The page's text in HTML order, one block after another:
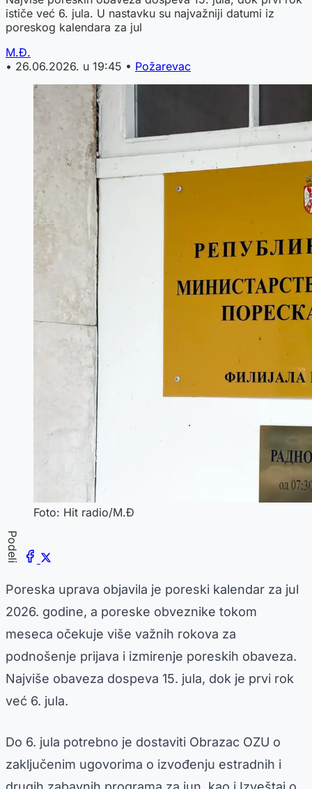
ističe već 6. jula. U nastavku su najvažniji datumi iz
poreskog kalendara za jul
M.Đ.
• 26.06.2026. u 19:45 • Požarevac
Foto: Hit radio/M.Đ
Podeli
Poreska uprava objavila je poreski kalendar za jul
2026. godine, a poreske obveznike tokom
meseca očekuje više važnih rokova za
podnošenje prijava i izmirenje poreskih obaveza.
Najviše obaveza dospeva 15. jula, dok je prvi rok
već 6. jula.
Do 6. jula potrebno je dostaviti Obrazac OZU o
zaključenim ugovorima o izvođenju estradnih i